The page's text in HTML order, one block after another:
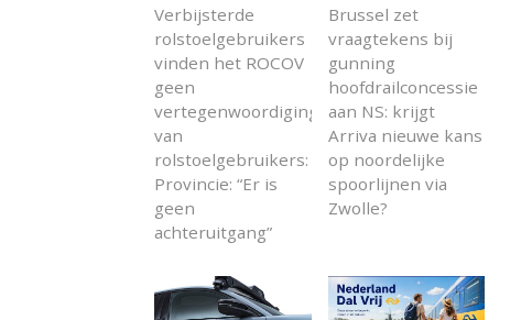
Verbijsterde
rolstoelgebruikers
vinden het ROCOV
geen
vertegenwoordiging
van
rolstoelgebruikers:
Provincie: “Er is
geen
achteruitgang”
Brussel zet
vraagtekens bij
gunning
hoofdrailconcessie
aan NS: krijgt
Arriva nieuwe kans
op noordelijke
spoorlijnen via
Zwolle?